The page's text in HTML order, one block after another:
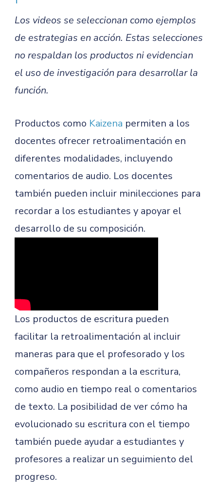
Los videos se seleccionan como ejemplos
de estrategias en acción. Estas selecciones
no respaldan los productos ni evidencian
el uso de investigación para desarrollar la
función.
Productos como Kaizena permiten a los
docentes ofrecer retroalimentación en
diferentes modalidades, incluyendo
comentarios de audio. Los docentes
también pueden incluir minilecciones para
recordar a los estudiantes y apoyar el
desarrollo de su composición.
Los productos de escritura pueden
facilitar la retroalimentación al incluir
maneras para que el profesorado y los
compañeros respondan a la escritura,
como audio en tiempo real o comentarios
de texto. La posibilidad de ver cómo ha
evolucionado su escritura con el tiempo
también puede ayudar a estudiantes y
profesores a realizar un seguimiento del
progreso.